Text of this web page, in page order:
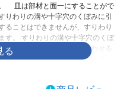
皿は部材と面一にすることがで
りわりの溝や十字穴のくぼみに引
ることはできませんが、すりわり
す。 すりわりの溝や十字穴のくぼ
ライバーとしっかりかみ合わせる
っても、なべと比べれば出っ張り